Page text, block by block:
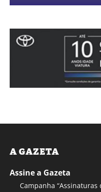
A GAZETA
Assine a Gazeta
Campanha “Assinaturas